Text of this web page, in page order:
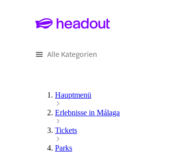
Alle Kategorien
Hauptmenü
Erlebnisse in Málaga
Tickets
Parks